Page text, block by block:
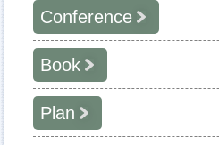
學年度 著作
2016
Wang, Wei-
Social Cognitive Factors and
Motivations on Employees'
Behaviors,DECISION
SCIENCES,47(3),pp404-436
2015
Lin, Mei-Ju; Wang, Wei-
COMMERCE CUSTOMER
Conference
學年度 著作
2011
*Wang, W.T.,2011,Key Drivers
Performance in Times of
2011 IEEE International
Conference;,
Book
學年度 專書類別
2007
(專書論
2007/00/00
Plan